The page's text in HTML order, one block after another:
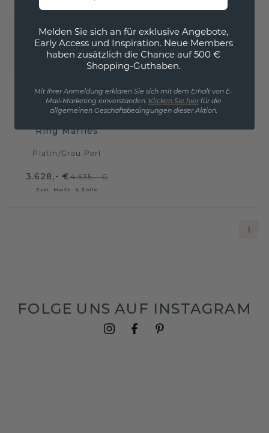
Ring Marlies
Platin /Grau Perl
3.628,- €4.535,- €
Exkl. MwSt. & Zölle
1
FOLGE UNS AUF INSTAGRAM
Melden Sie sich an für exklusive Angebote,
Early Access und Inspiration. Neue Members
haben zusätzlich die Chance auf 500 €
Shopping-Guthaben.
Mit Ihrer Anmeldung erklären Sie sich mit dem Erhalt von E-
Mail-Marketing einverstanden. Klicken Sie hierfür die
allgemeinen Geschäftsbedingungen dieser Aktion.